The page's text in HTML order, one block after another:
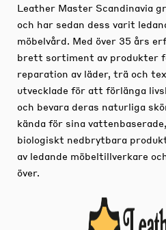
Leather Master Scandinavia
och har sedan dess varit
möbelvård. Med över 35 års
brett sortiment av produkter
reparation av läder, trä och
utvecklade för att förlänga
och bevara deras naturliga
kända för sina
biologiskt nedbrytbara
av ledande möbeltillverkare
över.